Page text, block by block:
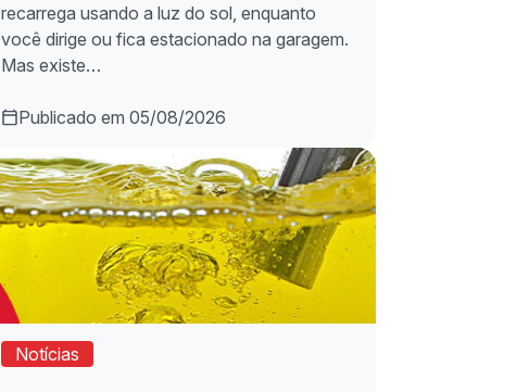
recarrega usando a luz do sol, enquanto
você dirige ou fica estacionado na garagem.
Mas existe…
Publicado em 05/08/2026
Notícias